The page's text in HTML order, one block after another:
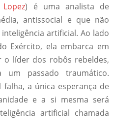
Lopez) é uma analista de
antissocial e que não
artificial. Ao lado
Exército, ela embarca em
o líder dos robôs rebeldes,
passado traumático.
a única esperança de
e a si mesma será
artificial chamada